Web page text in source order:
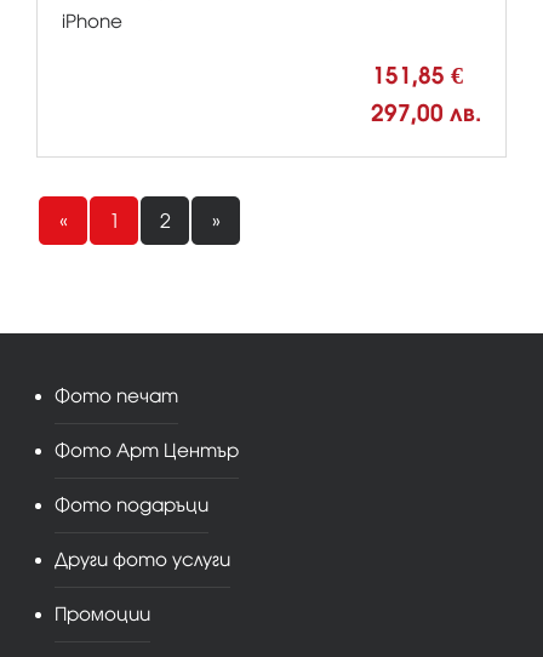
iPhone
151,85 €
297,00 лв.
« 1 2 »
Фото печат
Фото Арт Център
Фото подаръци
Други фото услуги
Промоции